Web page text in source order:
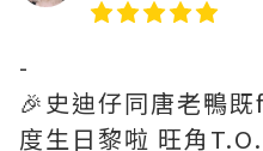
-
🎉史迪仔同唐老鴨
度生日黎啦 旺角